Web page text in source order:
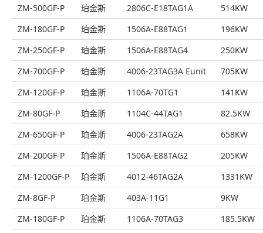
ZM-500GF-P 珀金斯 2806C-E18TAG1A
514KW
ZM-180GF-P
珀金斯 1506A-E88TAG1
196KW
ZM-250GF-P
珀金斯 1506A-E88TAG4
250KW
ZM-700GF-P
珀金斯 4006-23TAG3A Eunit
705KW
ZM-120GF-P
珀金斯 1106A-70TG1
141KW
ZM-80GF-P
珀金斯 1104C-44TAG1
82.5KW
ZM-650GF-P
珀金斯 4006-23TAG2A
658KW
ZM-200GF-P
珀金斯 1506A-E88TAG2
205KW
ZM-1200GF-P
珀金斯 4012-46TAG2A
1331KW
ZM-8GF-P
珀金斯 403A-11G1
9KW
ZM-180GF-P
珀金斯 1106A-70TAG3
185.5KW